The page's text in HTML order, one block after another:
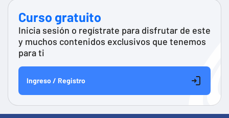
Curso gratuito
Inicia sesión o regístrate para disfrutar de este
y muchos contenidos exclusivos que tenemos
para ti
Ingreso / Registro